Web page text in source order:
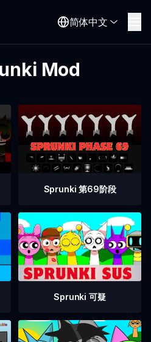
简体中文
Mod
Sprunki 第69阶段
Sprunki 可疑